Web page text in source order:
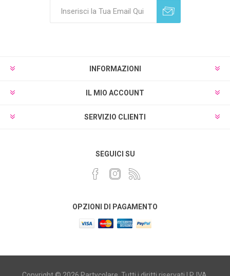
INFORMAZIONI
IL MIO ACCOUNT
SERVIZIO CLIENTI
SEGUICI SU
OPZIONI DI PAGAMENTO